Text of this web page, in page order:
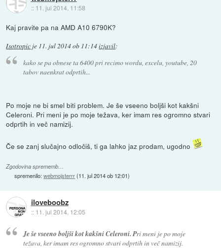
:: 11. jul 2014, 11:58
Kaj pravite pa na AMD A10 6790K?
Isotropic je 11. jul 2014 ob 11:14izjavil:
kako se pa obnese ta 6400 pri recimo wordu, excelu, youtube, 20
tabov naenkrat odprtih...
Po moje ne bi smel biti problem. Je še vseeno boljši kot kakšni
Celeroni. Pri meni je po moje težava, ker imam res ogromno stvari
odprtih in več namizij.
Če se zanj slučajno odločiš, ti ga lahko jaz prodam, ugodno
Zgodovina sprememb…
spremenilo:webmojsterrr(11. jul 2014 ob 12:01)
iloveboobz
:: 11. jul 2014, 12:05
Je še vseeno boljši kot kakšni Celeroni. Pri meni je po moje
težava, ker imam res ogromno stvari odprtih in več namizij.